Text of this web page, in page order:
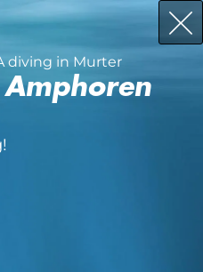
diving in Murter